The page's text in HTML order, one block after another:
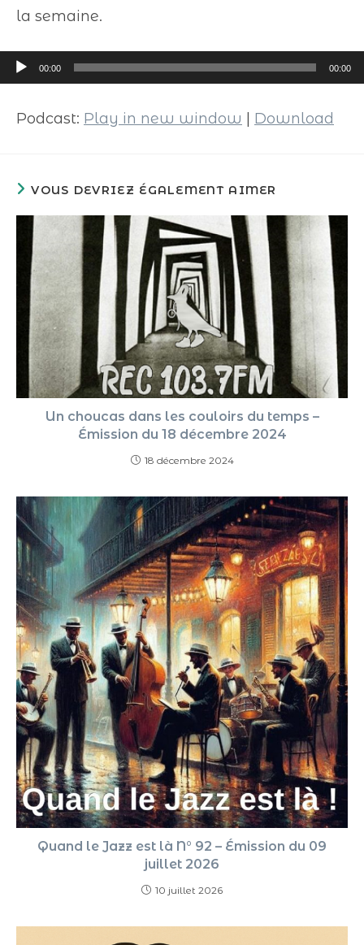
la semaine.
Lecteur
audio
00:00 00:00
Podcast: Play in new window Download
VOUS DEVRIEZ ÉGALEMENT AIMER
Un choucas dans les couloirs du temps –
Émission du 18 décembre 2024
18 décembre 2024
Quand le Jazz est là N° 92 – Émission du 09
juillet 2026
10 juillet 2026